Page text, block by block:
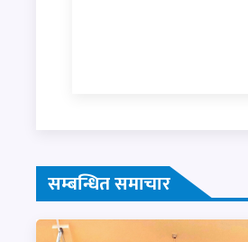
सम्बन्धित समाचार